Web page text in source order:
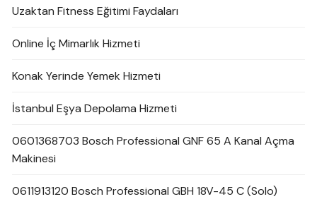
Uzaktan Fitness Eğitimi Faydaları
Online İç Mimarlık Hizmeti
Konak Yerinde Yemek Hizmeti
İstanbul Eşya Depolama Hizmeti
0601368703 Bosch Professional GNF 65 A Kanal Açma
Makinesi
0611913120 Bosch Professional GBH 18V-45 C (Solo)